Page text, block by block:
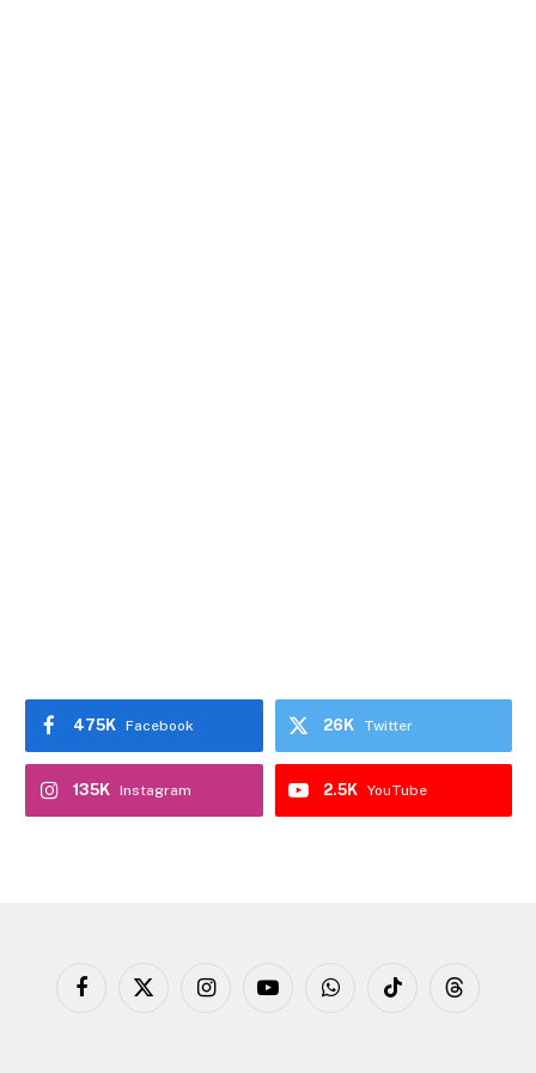
Facebook
475K Twitter
26K
Instagram
135K YouTube
2.5K
Facebook
X
InstagramYouTubeWhatsAppTikTok Threads